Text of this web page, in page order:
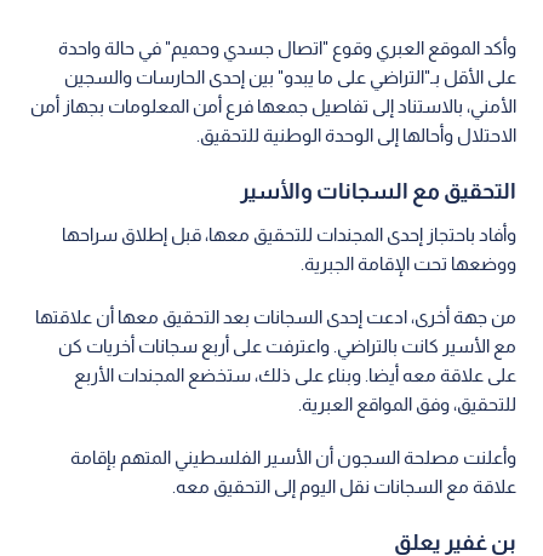
وأكد الموقع العبري وقوع "اتصال جسدي وحميم" في حالة واحدة
على الأقل بـ"التراضي على ما يبدو" بين إحدى الحارسات والسجين
الأمني، بالاستناد إلى تفاصيل جمعها فرع أمن المعلومات بجهاز أمن
الاحتلال وأحالها إلى الوحدة الوطنية للتحقيق.
التحقيق مع السجانات والأسير
وأفاد باحتجاز إحدى المجندات للتحقيق معها، قبل إطلاق سراحها
ووضعها تحت الإقامة الجبرية.
من جهة أخرى، ادعت إحدى السجانات بعد التحقيق معها أن علاقتها
مع الأسير كانت بالتراضي. واعترفت على أربع سجانات أخريات كن
على علاقة معه أيضا. وبناء على ذلك، ستخضع المجندات الأربع
للتحقيق، وفق المواقع العبرية.
وأعلنت مصلحة السجون أن الأسير الفلسطيني المتهم بإقامة
علاقة مع السجانات نقل اليوم إلى التحقيق معه.
بن غفير يعلق